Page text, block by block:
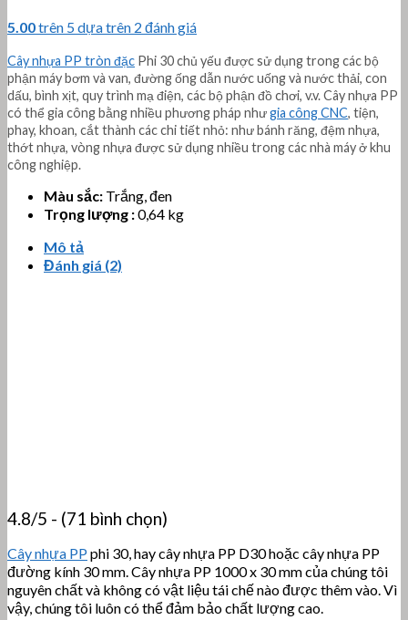
5.00trên 5 dựa trên 2 đánh giá
Cây nhựa PP tròn đặc Phi 30 chủ yếu được sử dụng trong các bộ
phận máy bơm và van, đường ống dẫn nước uống và nước thải, con
dấu, bình xịt, quy trình mạ điện, các bộ phận đồ chơi, v.v. Cây nhựa PP
có thể gia công bằng nhiều phương pháp nhưgia công CNC, tiện,
phay, khoan, cắt thành các chi tiết nhỏ: như bánh răng, đệm nhựa,
thớtnhựa, vòng nhựa được sử dụng nhiều trong các nhà máy ở khu
công nghiệp.
Màu sắc: Trắng, đen
Trọng lượng :0,64 kg
Mô tả
Đánh giá (2)
4.8/5 - (71 bình chọn)
Cây nhựa PP phi 30, hay cây nhựa PP D30 hoặc cây nhựa PP
đường kính 30 mm. Cây nhựa PP 1000 x 30 mm của chúng tôi
nguyên chất và không có vật liệu tái chế nào được thêm vào. Vì
vậy, chúng tôi luôn có thể đảm bảo chất lượng cao.